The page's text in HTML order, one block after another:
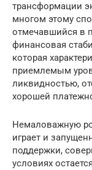
трансформации
многом этому
отмечавшийся в
финансовая
которая
приемлемым
ликвидностью,
хорошей
Немаловажную
играет и
поддержки,
условиях